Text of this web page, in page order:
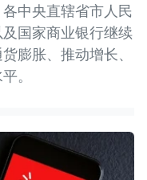
中央直辖省市人民
国家商业银行继续
膨胀、推动增长、
。